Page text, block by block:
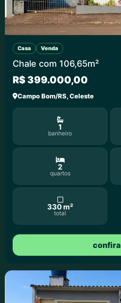
Casa Venda
Chale com 106,65m²
R$ 399.000,00
Campo Bom/RS, Celeste
1
banheiro
2
quartos
330 m²
total
confira